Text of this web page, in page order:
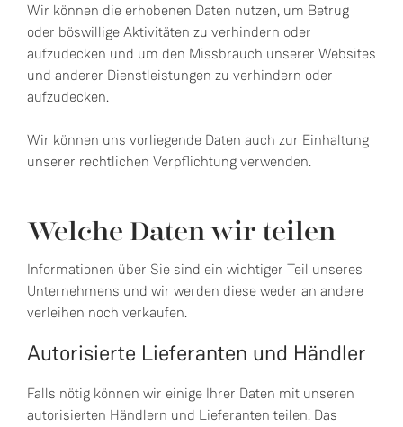
Wir können die erhobenen Daten nutzen, um Betrug
oder böswillige Aktivitäten zu verhindern oder
aufzudecken und um den Missbrauch unserer Websites
und anderer Dienstleistungen zu verhindern oder
aufzudecken.
Wir können uns vorliegende Daten auch zur Einhaltung
unserer rechtlichen Verpflichtung verwenden.
Welche Daten wir teilen
Informationen über Sie sind ein wichtiger Teil unseres
Unternehmens und wir werden diese weder an andere
verleihen noch verkaufen.
Autorisierte Lieferanten und Händler
Falls nötig können wir einige Ihrer Daten mit unseren
autorisierten Händlern und Lieferanten teilen. Das